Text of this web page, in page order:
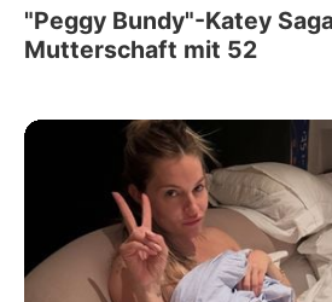
"Peggy Bundy"-Katey
Mutterschaft mit 52